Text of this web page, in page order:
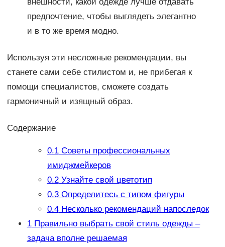
предпочтение, чтобы выглядеть элегантно
и в то же время модно.
Используя эти несложные рекомендации, вы
станете сами себе стилистом и, не прибегая к
помощи специалистов, сможете создать
гармоничный и изящный образ.
Содержание
0.1Советы профессиональных
имиджмейкеров
0.2Узнайте свой цветотип
0.3Определитесь с типом фигуры
0.4Несколько рекомендаций напоследок
1Правильно выбрать свой стиль одежды –
задача вполне решаемая